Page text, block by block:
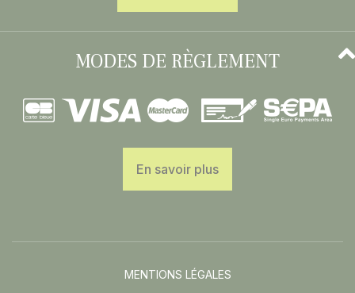
MODES DE RÈGLEMENT
En savoir plus
MENTIONS LÉGALES